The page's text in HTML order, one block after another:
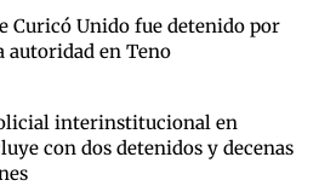
Curicó Unido fue detenido por
autoridad en Teno
interinstitucional en
con dos detenidos y decenas